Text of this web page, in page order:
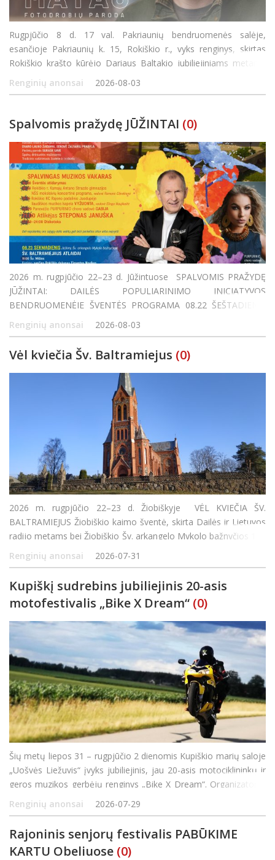
Rugpjūčio 8 d. 17 val. Pakriaunių bendruomenės salėje,
esančioje Pakriaunių k. 15, Rokiškio r., vyks renginys, skirtas
Rokiškio krašto kūrėjo Dariaus Baltakio jubiliejiniams metams
paminėti. Susirinkusieji galės išvysti audiovizualinio ciklo „Dabar“
fotodrobi
Renginių anonsai 2026-08-03
Spalvomis pražydę JŪŽINTAI (0)
2026 m. rugpjūčio 22–23 d. Jūžintuose SPALVOMIS PRAŽYDĘ
JŪŽINTAI: DAILĖS POPULIARINIMO INICIATYVOS
BENDRUOMENĖJE ŠVENTĖS PROGRAMA 08.22 ŠEŠTADIENIS
Jūžinto ežero paplūdimyje SPALVINGA JUDESIO IR AZARTO
ERDVĖ 8:00–12:00 Žvejybos varžybos Išankstinė r
Renginių anonsai 2026-08-03
Vėl kviečia Šv. Baltramiejus (0)
2026 m. rugpjūčio 22–23 d. Žiobiškyje VĖL KVIEČIA ŠV.
BALTRAMIEJUS Žiobiškio kaimo šventė, skirta Dailės ir Lietuvos
radijo metams bei Žiobiškio Šv. arkangelo Mykolo bažnyčios 115
metų sukakčiai paminėti Rugpjūčio 22 d. Buvusioje klebonijoje
Renginių anonsai 2026-07-31
Kupiškį sudrebins jubiliejinis 20-asis
motofestivalis „Bike X Dream“ (0)
Šių metų liepos 31 – rugpjūčio 2 dienomis Kupiškio marių saloje
„Uošvės Liežuvis“ įvyks jubiliejinis, jau 20-asis motociklininkų ir
geros muzikos gerbėjų renginys „Bike X Dream“. Organizatoriai
žada trankų, pramogų bei adrenalino kupiną savaitgalį,
Renginių anonsai 2026-07-29
Rajoninis senjorų festivalis PABŪKIME
KARTU Obeliuose (0)